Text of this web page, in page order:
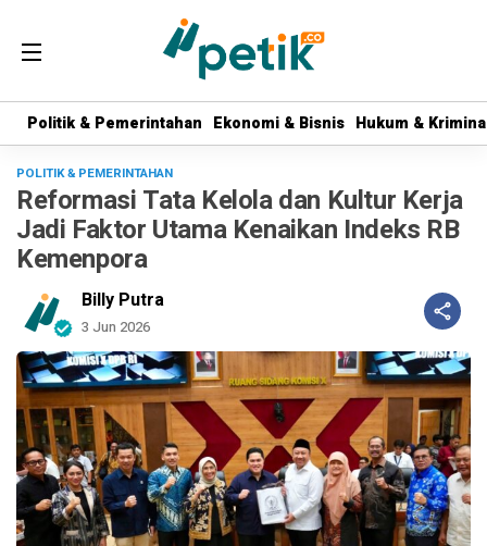
Politik & Pemerintahan Ekonomi & Bisnis Hukum &
Politik & Pemerintahan Ekonomi & Bisnis Hukum &
POLITIK & PEMERINTAHAN
Reformasi Tata Kelola dan Kultur Kerja
Jadi Faktor Utama Kenaikan Indeks RB
Kemenpora
Billy Putra
3 Jun 2026